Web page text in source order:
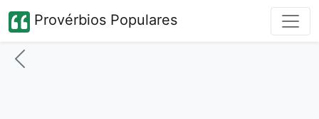
Provérbios Populares